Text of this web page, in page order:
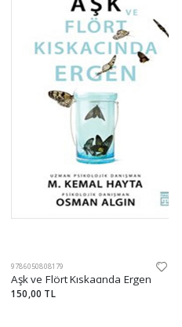
9786050808179
Aşk ve Flört Kıskacında Ergen
150,00 TL